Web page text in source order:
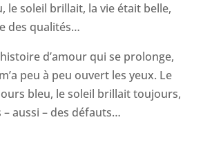
le soleil brillait, la vie était belle,
des qualités…
d’amour qui se prolonge,
peu à peu ouvert les yeux. Le
bleu, le soleil brillait toujours,
– aussi – des défauts…